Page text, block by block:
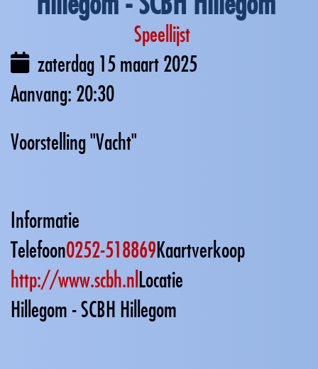
Speellijst
zaterdag 15 maart 2025
20:30
Voorstelling "Vacht"
Informatie
Telefoon0252-518869Kaartverkoop
http://www.scbh.nlLocatie
Hillegom - SCBH Hillegom